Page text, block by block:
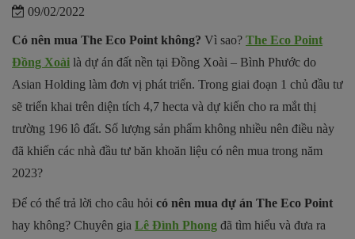
09/02/2022
Có nên mua The Eco Point không? Vì sao? The Eco Point
Đồng Xoài là dự án đất nền tại Đồng Xoài – Bình Phước do
Asian Holding làm đơn vị phát triển. Trong giai đoạn 1 chủ đầu tư
sẽ triển khai trên diện tích 4,7 hecta và dự kiến cho ra mắt thị
trường 196 lô đất. Số lượng sản phẩm không nhiều nên điều này
đã khiến các nhà đầu tư băn khoăn liệu có nên mua trong năm
2023?
Để có thể trả lời cho câu hỏi có nên mua dự án The Eco Point
hay không? Chuyên gia Lê Đình Phong đã tìm hiểu và đưa ra